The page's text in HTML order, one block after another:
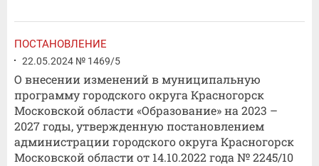
ПОСТАНОВЛЕНИЕ
22.05.2024 № 1469/5
О внесении изменений в муниципальную
программу городского округа Красногорск
Московской области «Образование» на 2023 –
2027 годы, утвержденную постановлением
администрации городского округа Красногорск
Московской области от 14.10.2022 года № 2245/10